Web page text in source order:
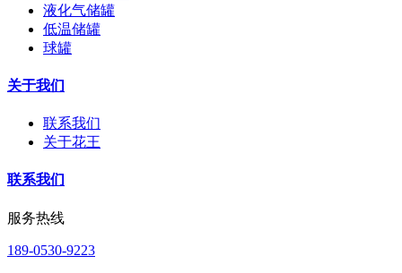
液化气储罐
低温储罐
球罐
关于我们
联系我们
关于花王
联系我们
服务热线
189-0530-9223